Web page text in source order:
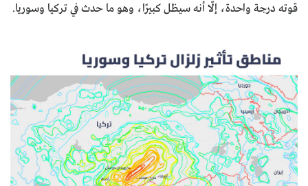
قوته درجة واحدة، إلّا أنه سيظل كبيرًا، وهو ما حدث في تركيا وسوريا.